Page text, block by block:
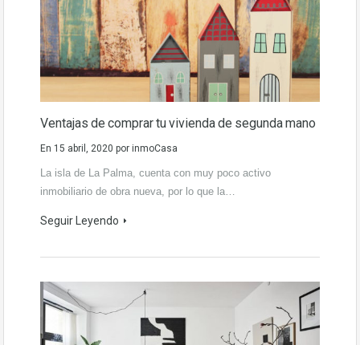
Ventajas de comprar tu vivienda de segunda mano
En 15 abril, 2020 por inmoCasa
La isla de La Palma, cuenta con muy poco activo
inmobiliario de obra nueva, por lo que la…
Seguir Leyendo